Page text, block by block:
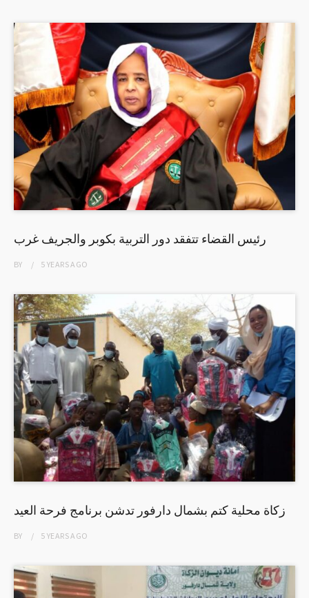
رئيس القضاء تتفقد دور التربية بكوبر والجريف غرب
BY 5 YEARSAGO
زكاة محلية كتم بشمال دارفور تدشن برنامج فرحة العيد
BY 5 YEARSAGO